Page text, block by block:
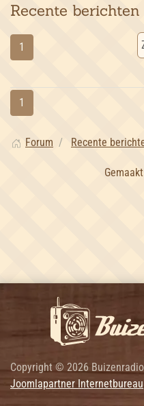
Recente berichten
1
1
Forum Recente
Copyright © 2026
Joomlapartner Internetbureau